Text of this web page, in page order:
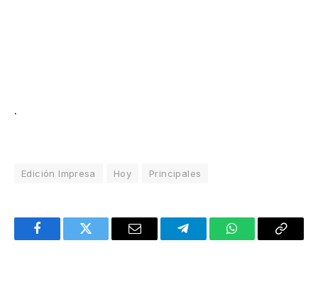
.
Edición Impresa Hoy Principales
FacebookTwitter Email TelegramWhatsAppCopy